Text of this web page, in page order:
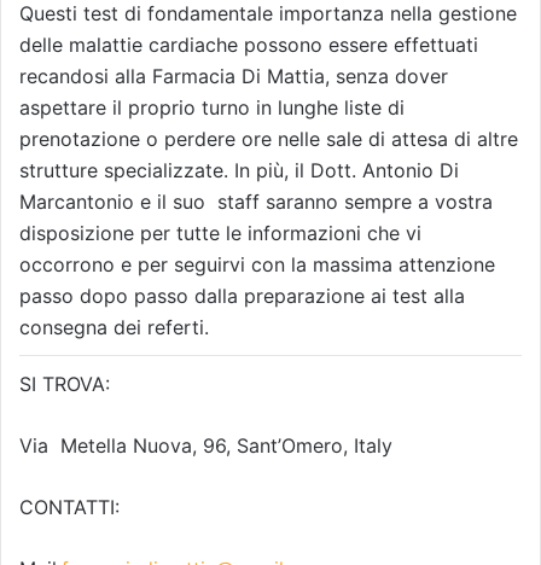
Questi test di fondamentale importanza nella gestione
delle malattie cardiache possono essere effettuati
recandosi alla Farmacia Di Mattia, senza dover
aspettare il proprio turno in lunghe liste di
prenotazione o perdere ore nelle sale di attesa di altre
strutture specializzate. In più, il Dott. Antonio Di
Marcantonio e il suo staff saranno sempre a vostra
disposizione per tutte le informazioni che vi
occorrono e per seguirvi con la massima attenzione
passo dopo passo dalla preparazione ai test alla
consegna dei referti.
SI TROVA:
Via Metella Nuova, 96, Sant’Omero, Italy
CONTATTI: